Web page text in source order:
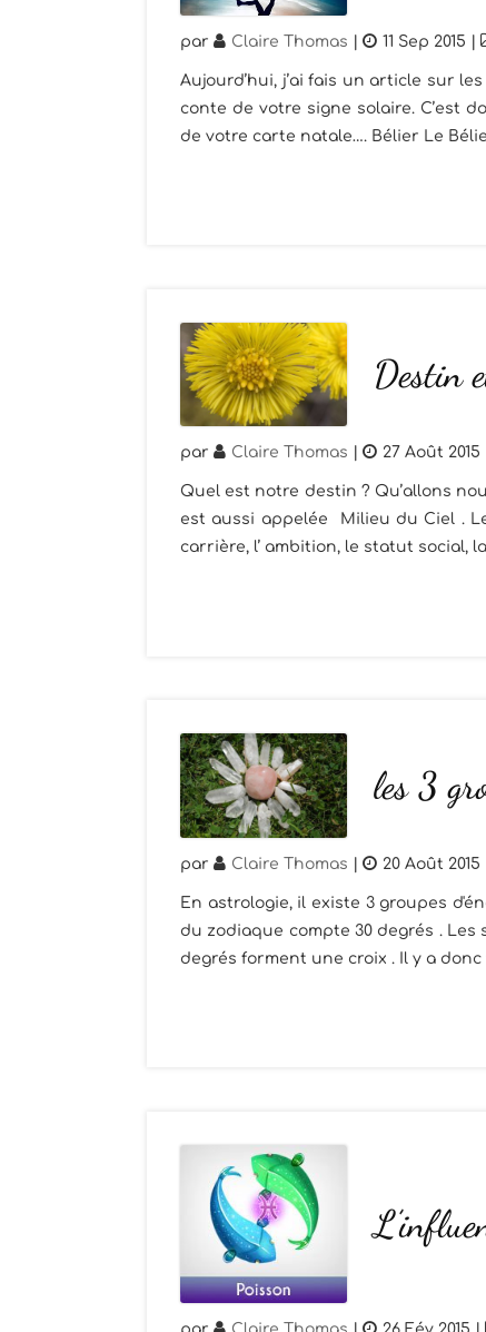
par Claire Thomas | 11 Sep 2015 |
Aujourd’hui, j’ai fais un article sur
conte de votre signe solaire. C’est
de votre carte natale…. Bélier Le
Destin
par Claire Thomas 27 Août 2015
Quel est notre destin ? Qu’allons
est aussi appelée Milieu du Ciel .
carrière, l’ ambition, le statut social,
les 3
par Claire Thomas 20 Août 2015
En astrologie, il existe 3 groupes
du zodiaque compte 30 degrés .
degrés forment une croix . Il y a